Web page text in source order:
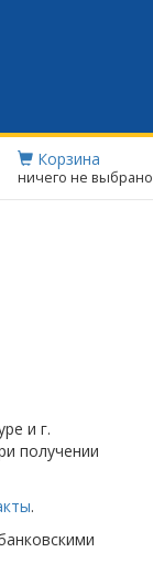
Корзина
ничего не выбрано
и г.
получении
.